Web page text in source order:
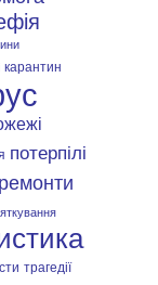
карантин
потерпілі
ремонти
трагедії